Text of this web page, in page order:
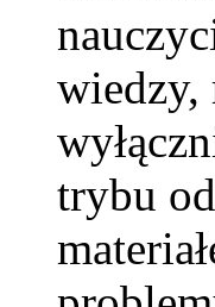
wiedzy,
trybu